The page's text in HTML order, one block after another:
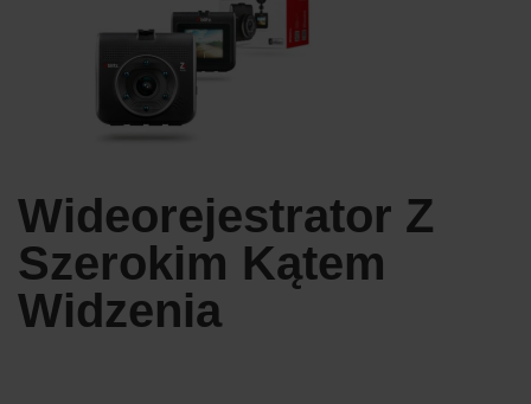
Wideorejestrator Z
Szerokim Kątem
Widzenia